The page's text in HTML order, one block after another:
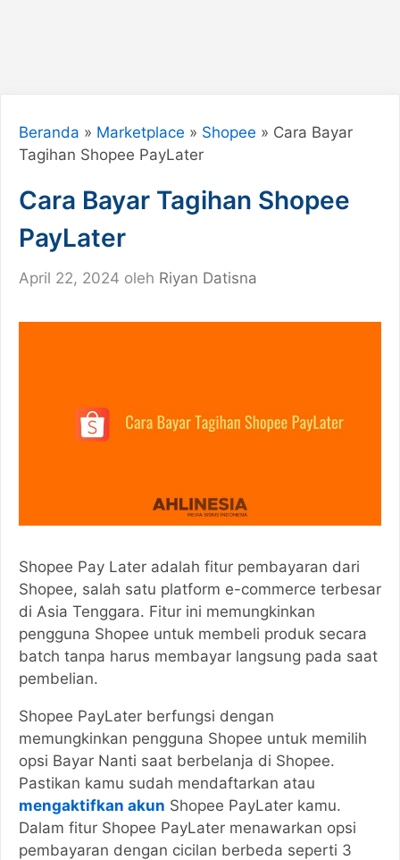
Beranda » Marketplace » Shopee » Cara Bayar
Tagihan Shopee PayLater
Cara Bayar Tagihan Shopee
PayLater
April 22, 2024 oleh Riyan Datisna
Shopee Pay Later adalah fitur pembayaran dari
Shopee, salah satu platform e-commerce terbesar
di Asia Tenggara. Fitur ini memungkinkan
pengguna Shopee untuk membeli produk secara
batch tanpa harus membayar langsung pada saat
pembelian.
Shopee PayLater berfungsi dengan
memungkinkan pengguna Shopee untuk memilih
opsi Bayar Nanti saat berbelanja di Shopee.
Pastikan kamu sudah mendaftarkan atau
mengaktifkan akun Shopee PayLater kamu.
Dalam fitur Shopee PayLater menawarkan opsi
pembayaran dengan cicilan berbeda seperti 3